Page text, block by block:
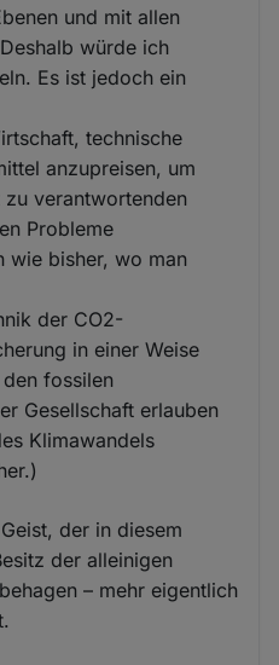
und mit allen
würde ich
Es ist jedoch ein
technische
anzupreisen, um
verantwortenden
Probleme
wie bisher, wo man
der CO2-
in einer Weise
fossilen
Gesellschaft erlauben
Klimawandels
der in diesem
der alleinigen
– mehr eigentlich